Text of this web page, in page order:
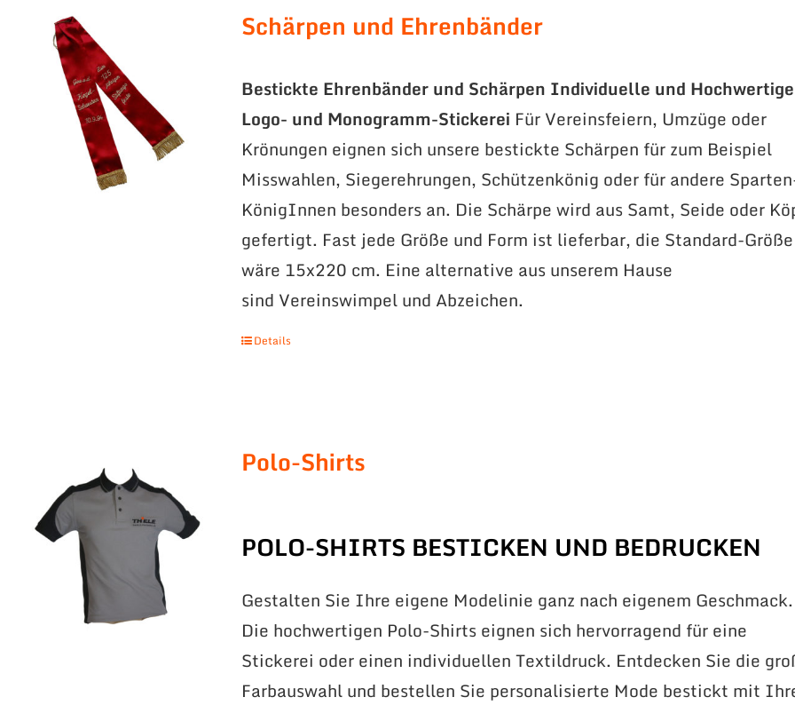
Schärpen und Ehrenbänder
Bestickte Ehrenbänder und Schärpen Individuelle und Hochwertige
Logo- und Monogramm-Stickerei Für Vereinsfeiern, Umzüge oder
Krönungen eignen sich unsere bestickte Schärpen für zum Beispiel
Misswahlen, Siegerehrungen, Schützenkönig oder für andere
KönigInnen besonders an. Die Schärpe wird aus Samt, Seide oder
gefertigt. Fast jede Größe und Form ist lieferbar, die Standard-Größe
wäre 15x220 cm. Eine alternative aus unserem Hause
sind Vereinswimpel und Abzeichen.
Details
Polo-Shirts
POLO-SHIRTS BESTICKEN UND BEDRUCKEN
Gestalten Sie Ihre eigene Modelinie ganz nach eigenem Geschmack.
Die hochwertigen Polo-Shirts eignen sich hervorragend für eine
Stickerei oder einen individuellen Textildruck. Entdecken Sie die
Farbauswahl und bestellen Sie personalisierte Mode bestickt mit